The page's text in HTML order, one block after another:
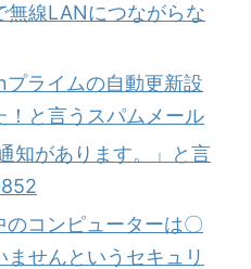
無線LANにつながらな
ライムの自動更新設
！と言うスパムメール
知があります。」と言
コンピューターは〇
せんというセキュリ